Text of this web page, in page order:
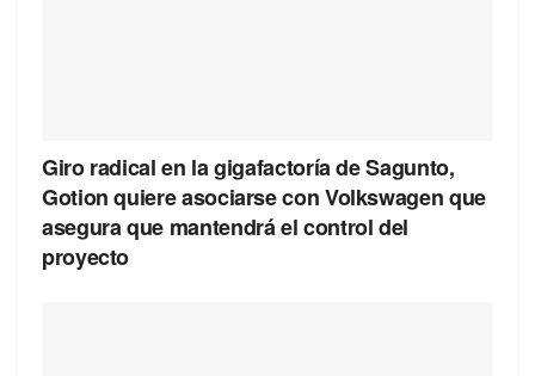
Giro radical en la gigafactoría de Sagunto,
Gotion quiere asociarse con Volkswagen que
asegura que mantendrá el control del
proyecto